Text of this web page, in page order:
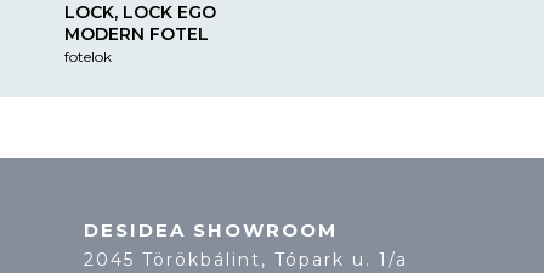
LOCK, LOCK EGO
MODERN FOTEL
fotelok
DESIDEA SHOWROOM
2045 Törökbálint, Tópark u. 1/a